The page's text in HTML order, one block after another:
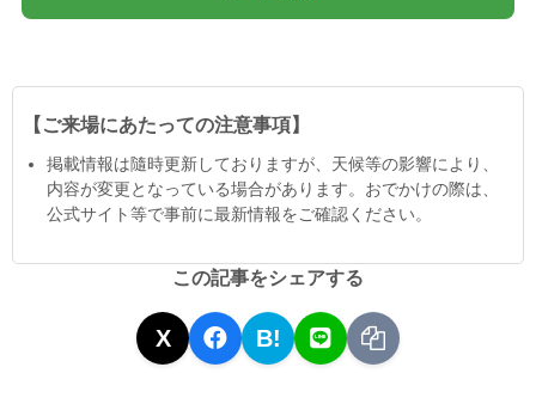
【ご来場にあたっての注意事項】
掲載情報は隨時更新しておりますが、天候等の影響により、
内容が変更となっている場合があります。おでかけの際は、
公式サイト等で事前に最新情報をご確認ください。
この記事をシェアする
X B!